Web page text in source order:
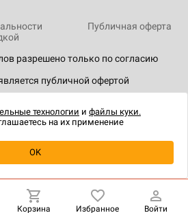
Купить| 1 190 ₽
разрешено только по согласию
публичной офертой
Публичная оферта
Корзина Избранное Войти
технологии и файлы куки.
на их применение
OK